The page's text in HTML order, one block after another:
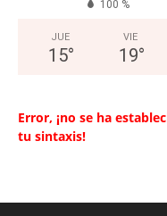
100 %
JUE
15°
VIE
19°
Error, ¡no se ha
tu sintaxis!